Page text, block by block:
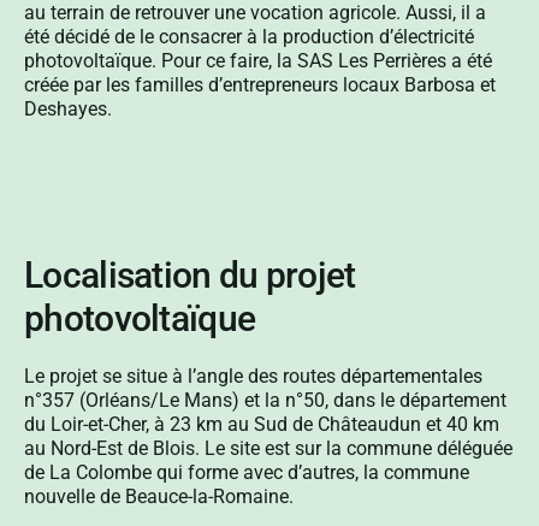
au terrain de retrouver une vocation agricole. Aussi, il a
été décidé de le consacrer à la production d’électricité
photovoltaïque. Pour ce faire, la SAS Les Perrières a été
créée par les familles d’entrepreneurs locaux Barbosa et
Deshayes.
Localisation du projet
photovoltaïque
Le projet se situe à l’angle des routes départementales
n°357 (Orléans/Le Mans) et la n°50, dans le département
du Loir-et-Cher, à 23 km au Sud de Châteaudun et 40 km
au Nord-Est de Blois. Le site est sur la commune déléguée
de La Colombe qui forme avec d’autres, la commune
nouvelle de Beauce-la-Romaine.